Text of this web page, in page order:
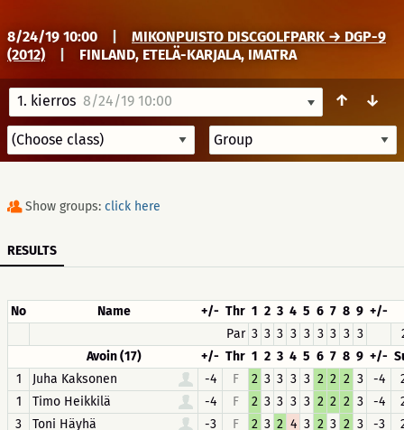
8/24/19 10:00
MIKONPUISTO DISCGOLFPARK → DGP-9
(2012)
FINLAND, ETELÄ-KARJALA, IMATRA
1. kierros 8/24/19 10:00 ↑ ↓
Show groups: click here
RESULTS
No Name +/- Thr 1 2 3 4 5 6 7 8 9 +/-
Par 3 3 3 3 3 3 3 3 3
Avoin (17)
+/- Thr 1 2 3 4 5 6 7 8 9 +/-
1
Juha Kaksonen -4 F 2 3 3 3 3 2 2 2 3 -4
1
Timo Heikkilä -4 F 2 3 3 3 3 2 2 2 3 -4
3
Toni Häyhä -3 F 2 3 2 4 3 2 3 2 3 -3